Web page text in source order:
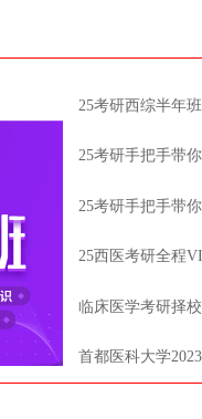
25考研西综半年
25考研手把手带
25考研手把手带
25西医考研全程
临床医学考研择
首都医科大学